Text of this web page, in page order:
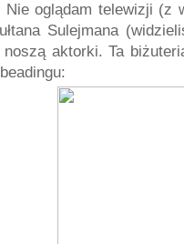
oglądam telewizji (z
Sulejmana
aktorki. Ta